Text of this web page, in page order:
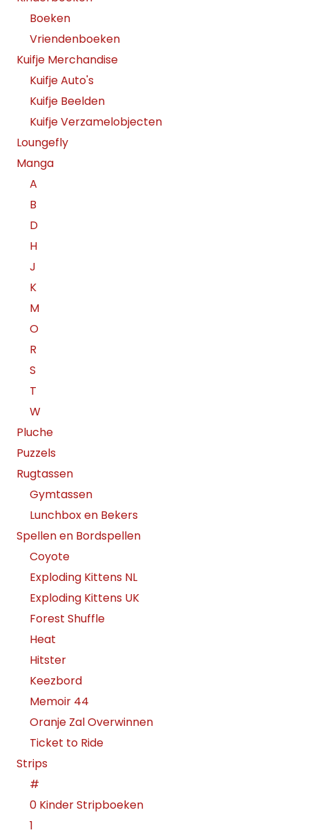
Boeken
Vriendenboeken
Kuifje Merchandise
Kuifje Auto's
Kuifje Beelden
Kuifje Verzamelobjecten
Loungefly
Manga
A
B
D
H
J
K
M
O
R
S
T
W
Pluche
Puzzels
Rugtassen
Gymtassen
Lunchbox en Bekers
Spellen en Bordspellen
Coyote
Exploding Kittens NL
Exploding Kittens UK
Forest Shuffle
Heat
Hitster
Keezbord
Memoir 44
Oranje Zal Overwinnen
Ticket to Ride
Strips
#
0 Kinder Stripboeken
1